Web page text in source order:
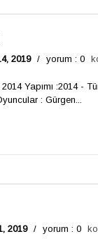
2019 / yorum : 0
Yapımı :2014 -
: Gürgen...
2019 / yorum : 0